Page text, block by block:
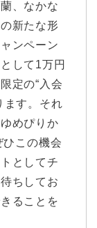
、なかな
新たな形
ンペーン
して1万円
定の“入会
ます。それ
めぴりか
この機会
としてチ
ちしてお
ることを